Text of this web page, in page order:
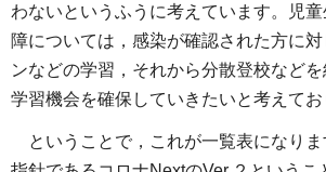
わないというふうに考えています。児
障については，感染が確認された方に
ンなどの学習，それから分散登校など
学習機会を確保していきたいと考えてお
ということで，これが一覧表になり